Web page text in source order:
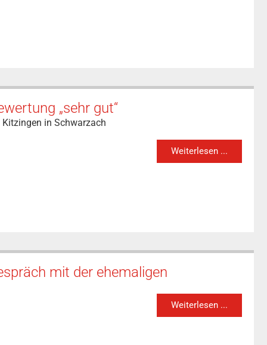
„sehr gut“
in Schwarzach
Weiterlesen ...
mit der ehemaligen
Weiterlesen ...